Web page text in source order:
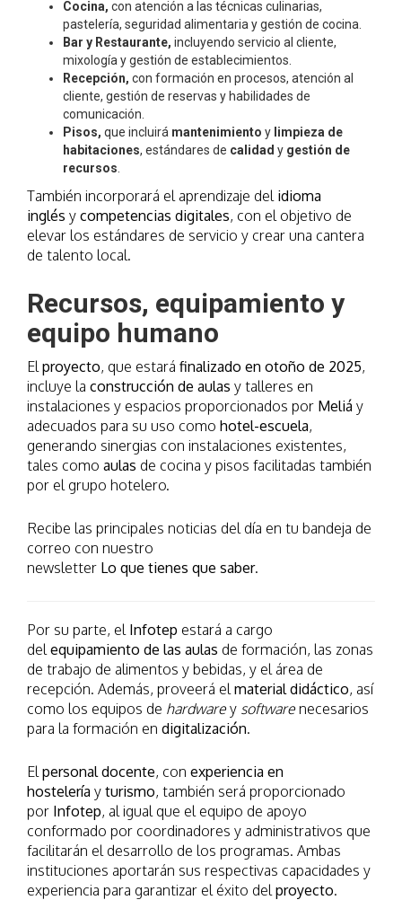
Cocina, con atención a las técnicas culinarias,
pastelería, seguridad alimentaria y gestión de cocina.
Bar y Restaurante, incluyendo servicio al cliente,
mixología y gestión de establecimientos.
Recepción, con formación en procesos, atención al
cliente, gestión de reservas y habilidades de
comunicación.
Pisos, que incluirá mantenimiento y limpieza de
habitaciones, estándares de calidad y gestión de
recursos
También incorporará el aprendizaje del idioma
inglés y competencias digitales, con el objetivo de
elevar los estándares de servicio y crear una cantera
de talento local.
Recursos, equipamiento y
equipo humano
Elproyecto, que estará finalizado en otoño de 2025,
incluye la construcción de aulas y talleres en
instalaciones y espacios proporcionados por Meliá y
adecuados para su uso como hotel-escuela,
generando sinergias con instalaciones existentes,
tales como aulas de cocina y pisos facilitadas también
por el grupo hotelero.
Recibe las principales noticias del día en tu bandeja de
correo con nuestro
newsletter Lo que tienes que saber.
Por su parte, el Infotep estará a cargo
delequipamiento de las aulas de formación, las zonas
de trabajo de alimentos y bebidas, y el área de
recepción. Además, proveerá elmaterial didáctico, así
como los equipos de hardware y software necesarios
para la formación en digitalización.
Elpersonal docente, con experiencia en
hostelería y turismo, también será proporcionado
por Infotep, al igual que el equipo de apoyo
conformado por coordinadores y administrativos que
facilitarán el desarrollo de los programas. Ambas
instituciones aportarán sus respectivas capacidades y
experiencia para garantizar el éxito delproyecto.